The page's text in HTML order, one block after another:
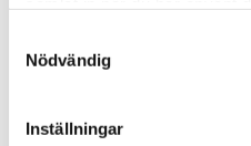
Nödvändig
Inställningar
Har du en bra idé?
snabbt, effektivt och